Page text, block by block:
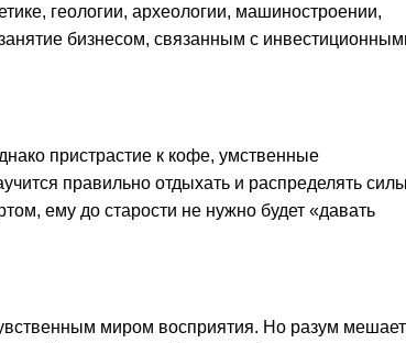
геологии, археологии, машиностроении,
бизнесом, связанным с
пристрастие к кофе, умственные
правильно отдыхать и распределять
ему до старости не нужно будет «давать
миром восприятия. Но разум мешает